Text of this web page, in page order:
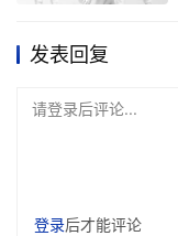
发表回复
请登录后评论...
登录后才能评论